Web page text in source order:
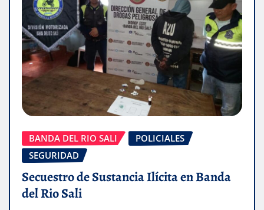
BANDA DEL RIO SALI
POLICIALES
SEGURIDAD
Secuestro de Sustancia Ilícita en Banda
del Rio Sali